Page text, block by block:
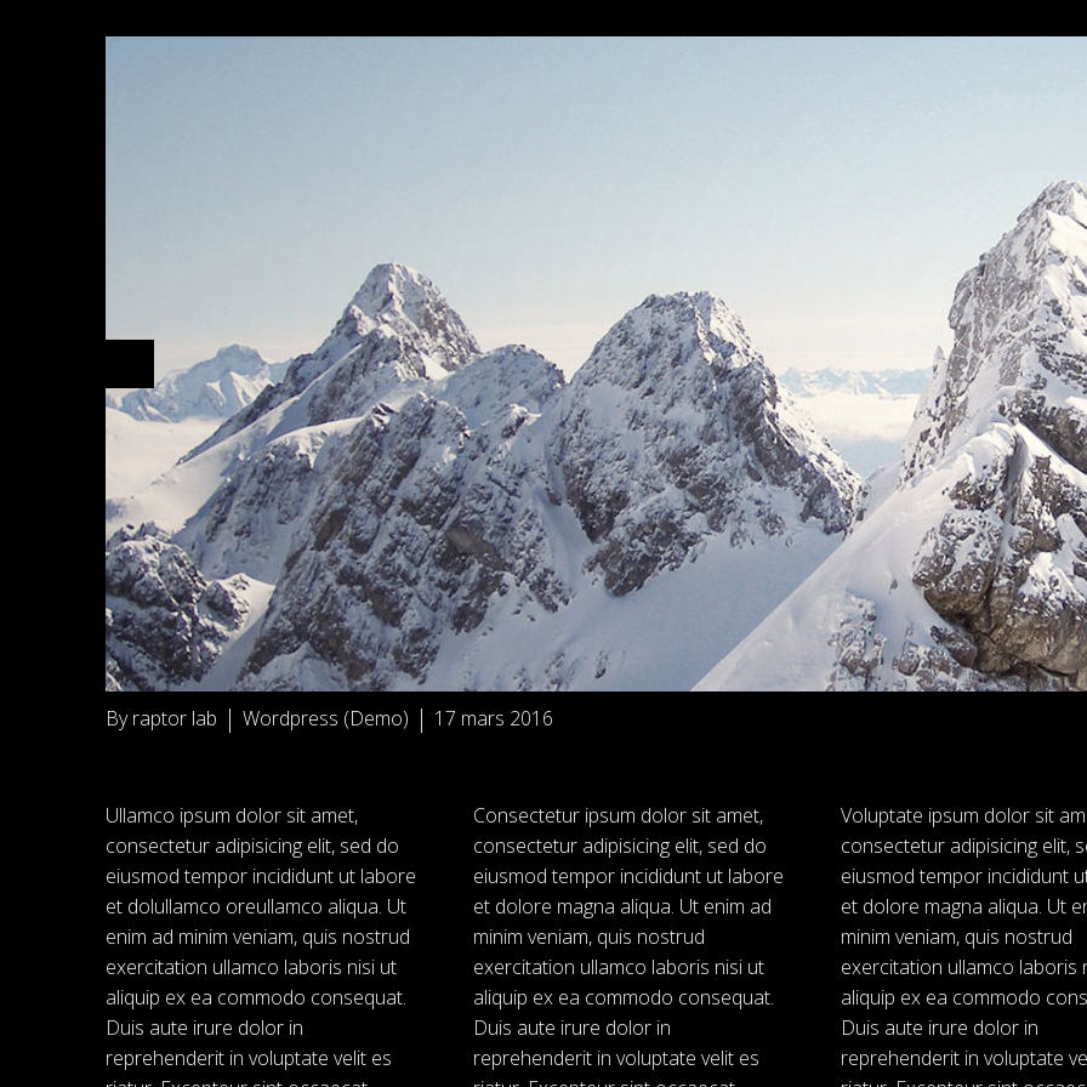
By raptor lab Wordpress (Demo) 17 mars 2016
Ullamco ipsum dolor sit amet,
consectetur adipisicing elit, sed do
eiusmod tempor incididunt ut labore
et dolullamco oreullamco aliqua. Ut
enim ad minim veniam, quis nostrud
exercitation ullamco laboris nisi ut
aliquip ex ea commodo consequat.
Duis aute irure dolor in
reprehenderit in voluptate velit es
Consectetur ipsum dolor sit amet,
consectetur adipisicing elit, sed do
eiusmod tempor incididunt ut labore
et dolore magna aliqua. Ut enim ad
minim veniam, quis nostrud
exercitation ullamco laboris nisi ut
aliquip ex ea commodo consequat.
Duis aute irure dolor in
reprehenderit in voluptate velit es
Voluptate ipsum dolor sit
consectetur adipisicing elit,
eiusmod tempor incididunt
et dolore magna aliqua. Ut
minim veniam, quis nostrud
exercitation ullamco laboris
aliquip ex ea commodo
Duis aute irure dolor in
reprehenderit in voluptate